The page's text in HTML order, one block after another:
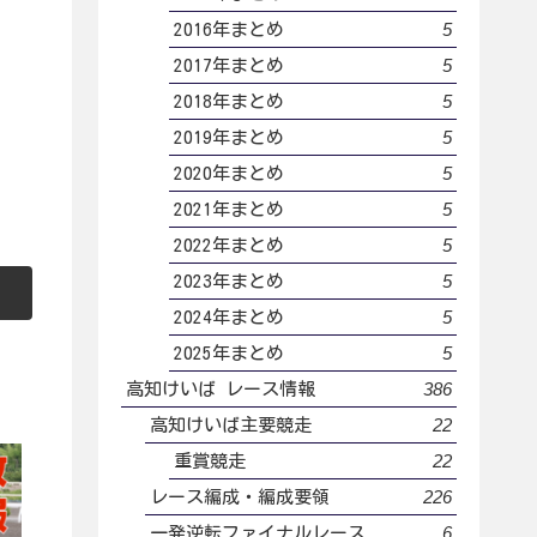
2016年まとめ 5
2017年まとめ 5
2018年まとめ 5
2019年まとめ 5
2020年まとめ 5
2021年まとめ 5
2022年まとめ 5
2023年まとめ 5
2024年まとめ 5
2025年まとめ 5
高知けいば レース情報 386
高知けいば主要競走 22
重賞競走 22
レース編成・編成要領 226
一発逆転ファイナルレース